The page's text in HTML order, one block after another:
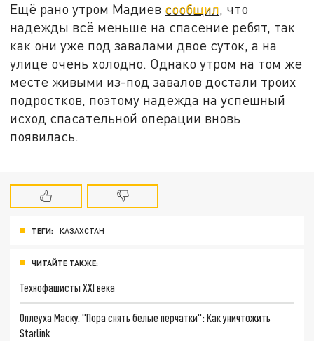
Ещё рано утром Мадиев сообщил, что
надежды всё меньше на спасение ребят, так
как они уже под завалами двое суток, а на
улице очень холодно. Однако утром на том же
месте живыми из-под завалов достали троих
подростков, поэтому надежда на успешный
исход спасательной операции вновь
появилась.
ТЕГИ: КАЗАХСТАН
ЧИТАЙТЕ ТАКЖЕ:
Технофашисты XXI века
Оплеуха Маску. "Пора снять белые перчатки": Как уничтожить
Starlink